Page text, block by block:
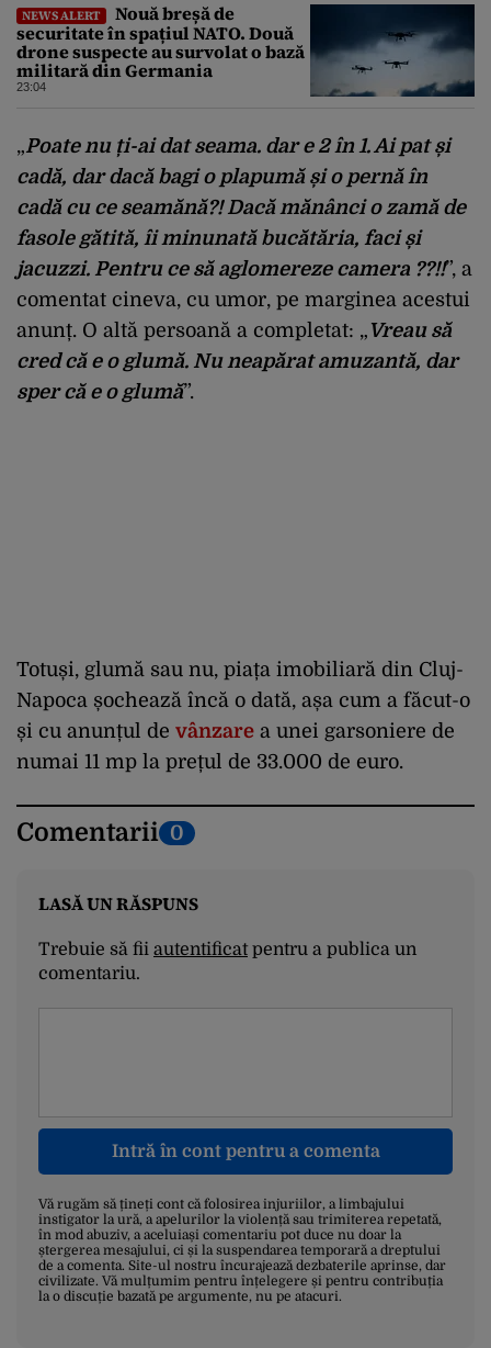
NEWS ALERT
Nouă breșă de
securitate în spațiul NATO. Două
drone suspecte au survolat o bază
militară din Germania
23:04
„Poate nu ți-ai dat seama. dar e 2 în 1. Ai pat și
cadă, dar dacă bagi o plapumă și o pernă în
cadă cu ce seamănă?! Dacă mănânci o zamă de
fasole gătită, îi minunată bucătăria, faci și
jacuzzi. Pentru ce să aglomereze camera ??!!”, a
comentat cineva, cu umor, pe marginea acestui
anunț. O altă persoană a completat: „ Vreau să
cred că e o glumă. Nu neapărat amuzantă, dar
sper că e o glumă”.
Totuși, glumă sau nu, piața imobiliară din Cluj-
Napoca șochează încă o dată, așa cum a făcut-o
și cu anunțul de vânzare a unei garsoniere de
numai 11 mp la prețul de 33.000 de euro.
Comentarii 0
LASĂ UN RĂSPUNS
Trebuie să fii autentificatpentru a publica un
comentariu.
Intră în cont pentru a comenta
Vă rugăm să țineți cont că folosirea injuriilor, a limbajului
instigator la ură, a apelurilor la violență sau trimiterea repetată,
în mod abuziv, a aceluiași comentariu pot duce nu doar la
ștergerea mesajului, ci și la suspendarea temporară a dreptului
de a comenta. Site-ul nostru încurajează dezbaterile aprinse, dar
civilizate. Vă mulțumim pentru înțelegere și pentru contribuția
la o discuție bazată pe argumente, nu pe atacuri.